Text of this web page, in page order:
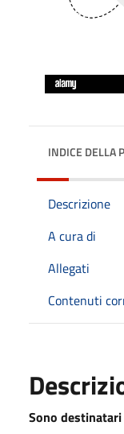
INDICE DELLA
Descrizione
A cura di
Allegati
Contenuti
Sono